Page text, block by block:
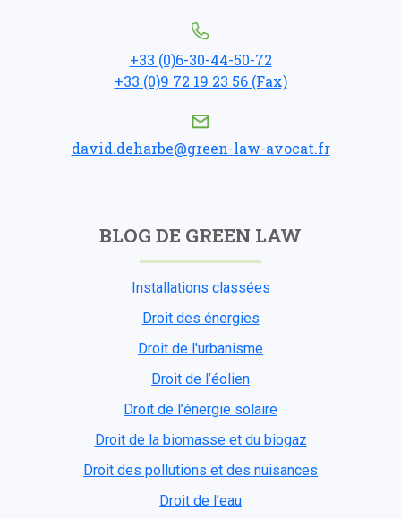
+33 (0)6-30-44-50-72
+33 (0)9 72 19 23 56 (Fax)
david.deharbe@green-law-avocat.fr
BLOG DE GREEN LAW
Installations classées
Droit des énergies
Droit de l'urbanisme
Droit de l’éolien
Droit de l’énergie solaire
Droit de la biomasse et du biogaz
Droit des pollutions et des nuisances
Droit de l’eau